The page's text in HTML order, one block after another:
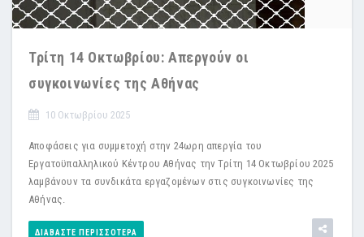
Τρίτη 14 Οκτωβρίου: Απεργούν οι
συγκοινωνίες της Αθήνας
10 Οκτωβρίου 2025
Αποφάσεις για συμμετοχή στην 24ωρη απεργία του
Εργατοϋπαλληλικού Κέντρου Αθήνας την Τρίτη 14 Οκτωβρίου 2025
λαμβάνουν τα συνδικάτα εργαζομένων στις συγκοινωνίες της
Αθήνας.
ΔΙΑΒΆΣΤΕ ΠΕΡΙΣΣΌΤΕΡΑ